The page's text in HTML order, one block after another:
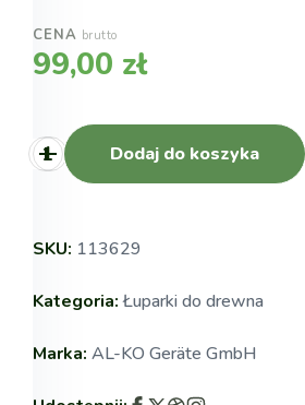
CENA brutto
99,00 zł
Dodaj do koszyka
SKU: 113629
Kategoria:Łuparki do drewna
Marka: AL-KO Geräte GmbH